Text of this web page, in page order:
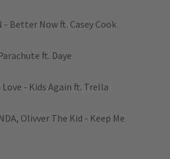
- Better Now ft. Casey Cook
ft. Daye
- Kids Again ft. Trella
Olivver The Kid - Keep Me